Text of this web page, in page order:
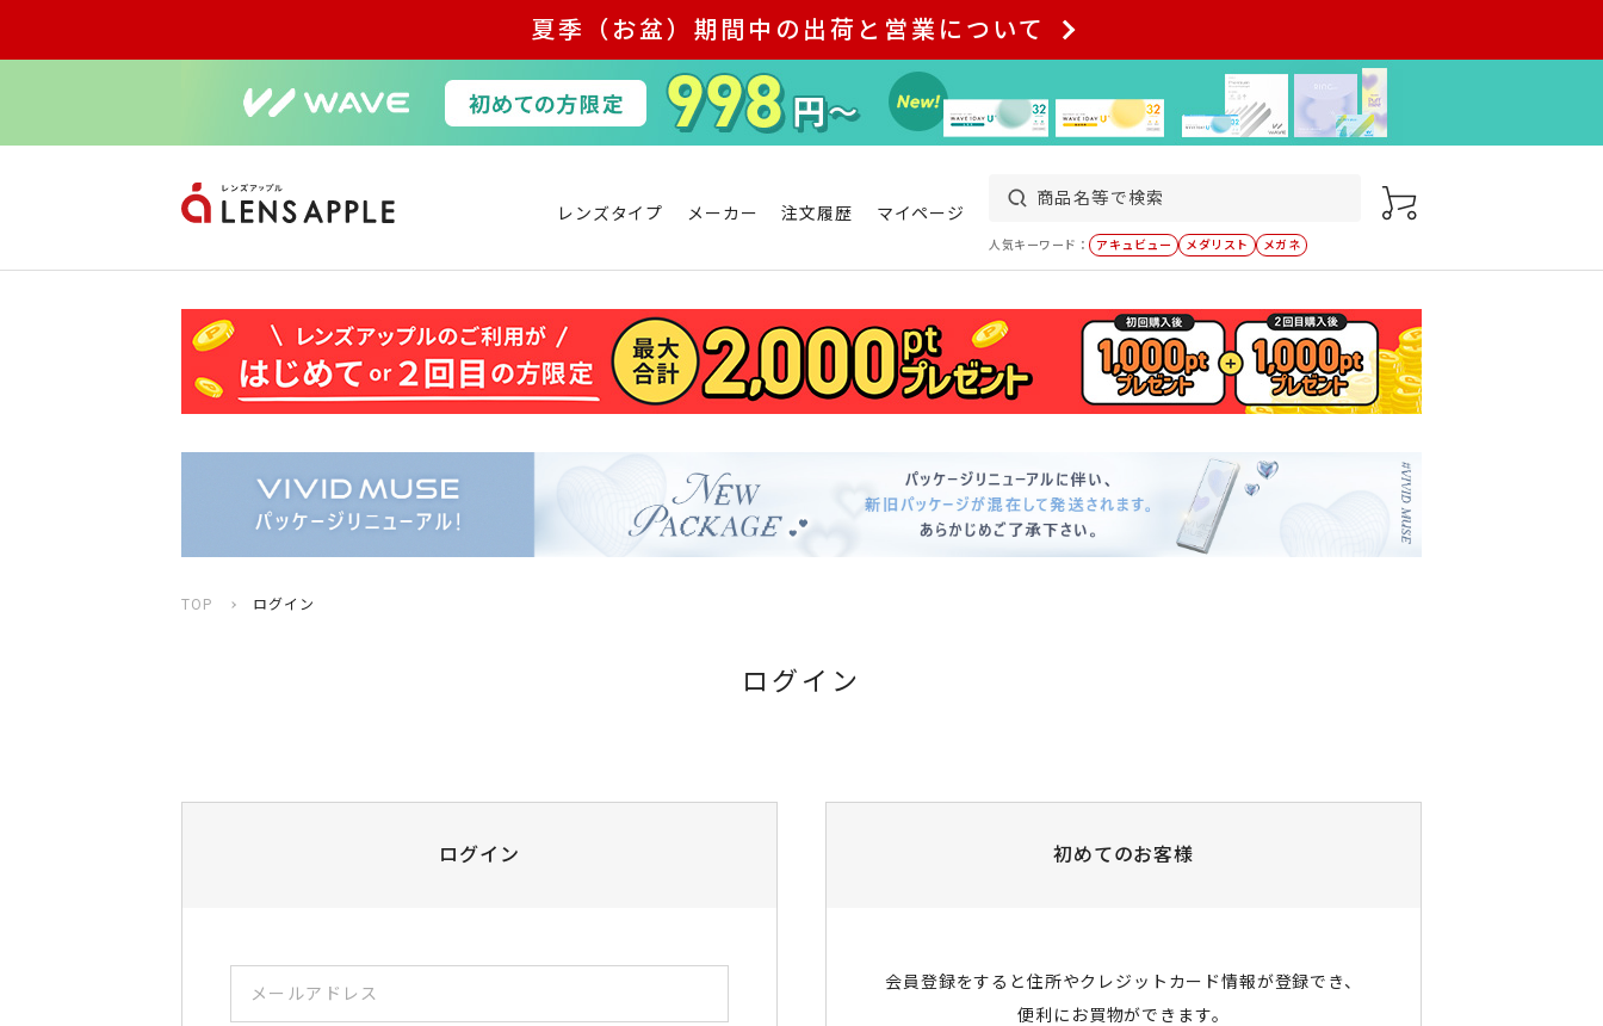
夏季（お盆）期間中の出荷と営業について
レンズタイプ メーカー 注文履歴 マイページ
人気キーワード： アキュビュー メダリスト メガネ
TOP ログイン
ログイン
ログイン 初めてのお客様
会員登録をすると住所やクレジットカード情報が登録でき、
便利にお買物ができます。